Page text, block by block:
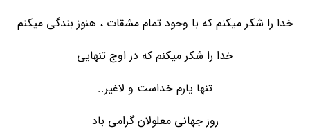
خدا را شکر میکنم که با وجود تمام مشقات ، هنوز بندگی میکنم
خدا را شکر میکنم که در اوج تنهایی
تنها یارم خداست و لاغیر..
روز جهانی معلولان گرامی باد